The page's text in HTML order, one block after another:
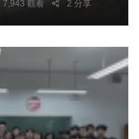
7,943 觀看 2 分享